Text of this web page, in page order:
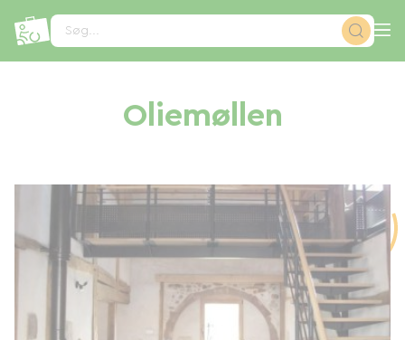
Søg...
Oliemøllen
CCookie-styringspanel